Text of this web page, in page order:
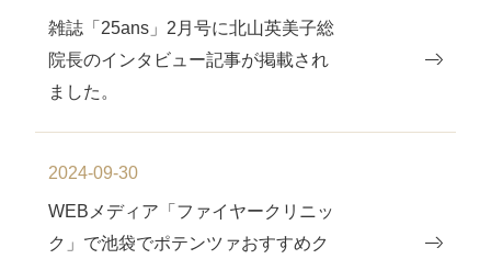
雑誌「25ans」2月号に北山英美子総
院⻑のインタビュー記事が掲載され
ました。
2024-09-30
WEBメディア「ファイヤークリニッ
ク」で池袋でポテンツァおすすめク